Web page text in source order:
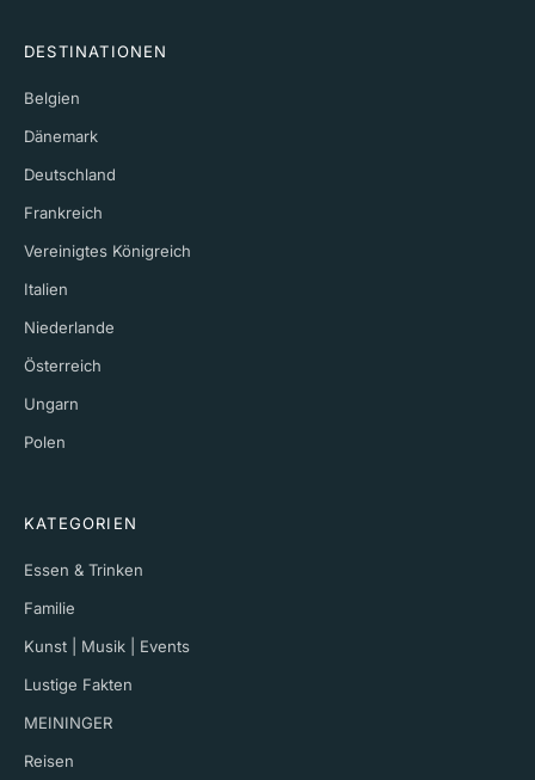
DESTINATIONEN
Belgien
Dänemark
Deutschland
Frankreich
Vereinigtes Königreich
Italien
Niederlande
Österreich
Ungarn
Polen
KATEGORIEN
Essen & Trinken
Familie
Kunst | Musik | Events
Lustige Fakten
MEININGER
Reisen